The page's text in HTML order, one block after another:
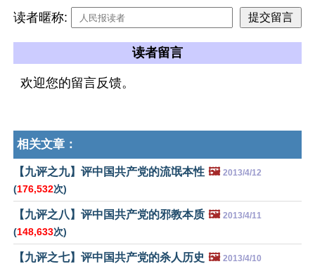
读者暱称:
读者留言
欢迎您的留言反馈。
相关文章：
【九评之九】评中国共产党的流氓本性 🖼️ 2013/4/12
(176,532次)
【九评之八】评中国共产党的邪教本质 🖼️ 2013/4/11
(148,633次)
【九评之七】评中国共产党的杀人历史 🖼️ 2013/4/10